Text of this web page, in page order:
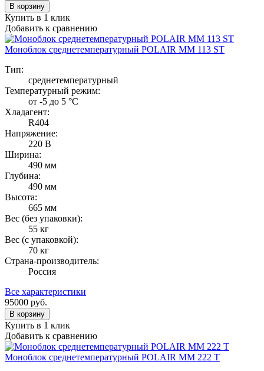
В корзину
Купить в 1 клик
Добавить к сравнению
Моноблок среднетемпературный POLAIR MM 113 ST
Тип:
среднетемпературный
Температурный режим:
от -5 до 5 °C
Хладагент:
R404
Напряжение:
220 В
Ширина:
490 мм
Глубина:
490 мм
Высота:
665 мм
Вес (без упаковки):
55 кг
Вес (с упаковкой):
70 кг
Страна-производитель:
Россия
Все характеристики
95000 руб.
В корзину
Купить в 1 клик
Добавить к сравнению
Моноблок среднетемпературный POLAIR MM 222 T